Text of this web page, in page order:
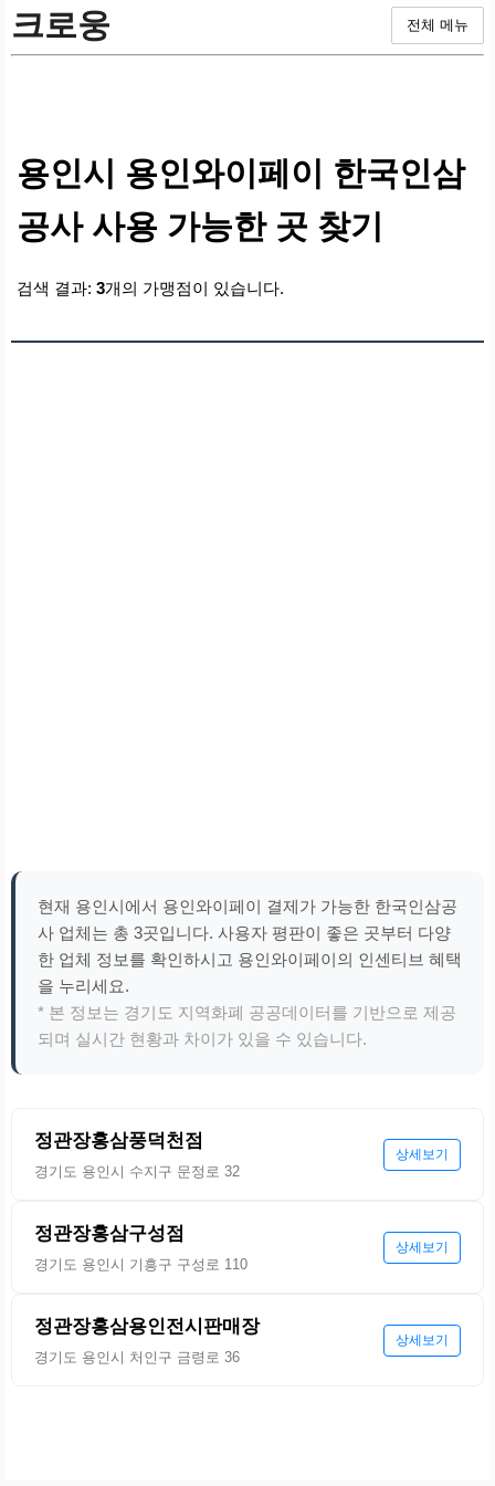
크로웅 전체 메뉴
용인시 용인와이페이 한국인삼
공사 사용 가능한 곳 찾기
검색 결과: 3개의 가맹점이 있습니다.
현재 용인시에서 용인와이페이 결제가 가능한 한국인삼공
사 업체는 총 3곳입니다. 사용자 평판이 좋은 곳부터 다양
한 업체 정보를 확인하시고 용인와이페이의 인센티브 혜택
을 누리세요.
* 본 정보는 경기도 지역화폐 공공데이터를 기반으로 제공
되며 실시간 현황과 차이가 있을 수 있습니다.
정관장홍삼풍덕천점
경기도 용인시 수지구 문정로 32
상세보기
정관장홍삼구성점
경기도 용인시 기흥구 구성로 110
상세보기
정관장홍삼용인전시판매장
경기도 용인시 처인구 금령로 36
상세보기